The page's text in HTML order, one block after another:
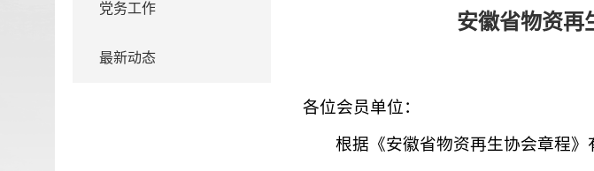
党务工作
最新动态
安徽省物资再
各位会员单位：
根据《安徽省物资再生协会章程